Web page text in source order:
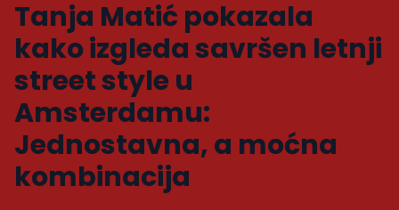
Tanja Matić pokazala
kako izgleda savršen letnji
street style u
Amsterdamu:
Jednostavna, a moćna
kombinacija